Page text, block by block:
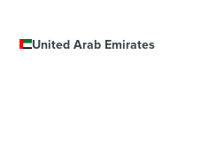
United Arab Emirates